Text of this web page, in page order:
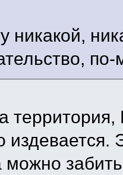
никакой,
издевается.
можно